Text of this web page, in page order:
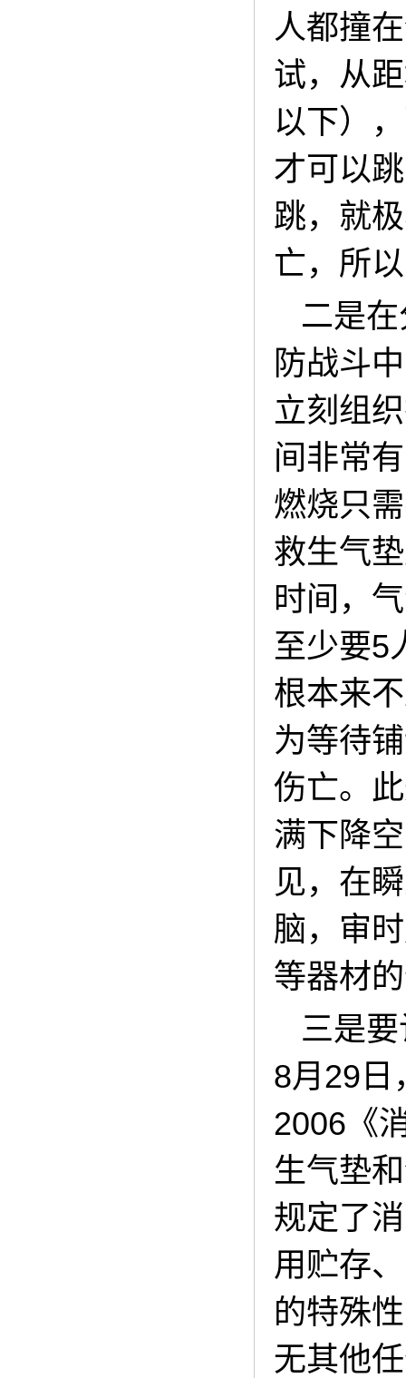
人都撞
试，从
以下）
才可以
跳，就
亡，所
二是
防战斗
立刻组
间非常
燃烧只
救生气
时间，
至少要5
根本来
为等待
伤亡。
满下降
见，在
脑，审
等器材
三是
8月29日
2006《
生气垫
规定了
用贮存
的特殊
无其他